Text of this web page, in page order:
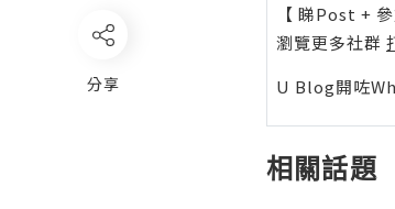
分享
【 睇Post +
瀏覽更多社群
U Blog開咗
相關話題